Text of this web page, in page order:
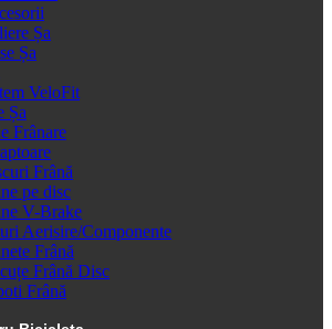
Șa
Șa
VeloFit
Șa
Frânare
Frână
pe disc
V-Brake
Aerisire/Componente
Frână
Frână Disc
Frână